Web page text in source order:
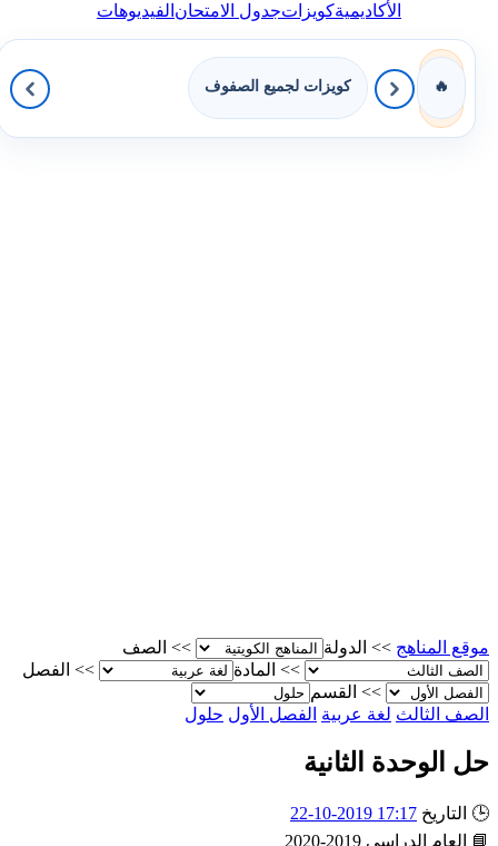
الأكاديميةكويزاتجدول الامتحانالفيديوهات
🔥 كويزات لجميع الصفوف
موقع المناهج >> الدولة >>
الصف
>>
المادة >>
الفصل
>>
القسم
الصف الثالث لغة عربية الفصل الأول حلول
حل الوحدة الثانية
🕒 التاريخ 17:17 2019-10-22
📘
العام الدراسي 2019-2020